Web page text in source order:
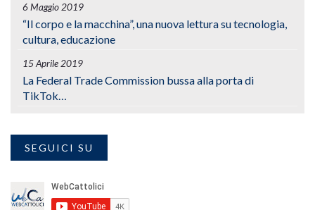
6 Maggio 2019
“Il corpo e la macchina”, una nuova lettura su tecnologia,
cultura, educazione
15 Aprile 2019
La Federal Trade Commission bussa alla porta di
TikTok…
SEGUICI SU